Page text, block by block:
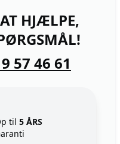
HJÆLPE,
57 46 61
til 5 ÅRS